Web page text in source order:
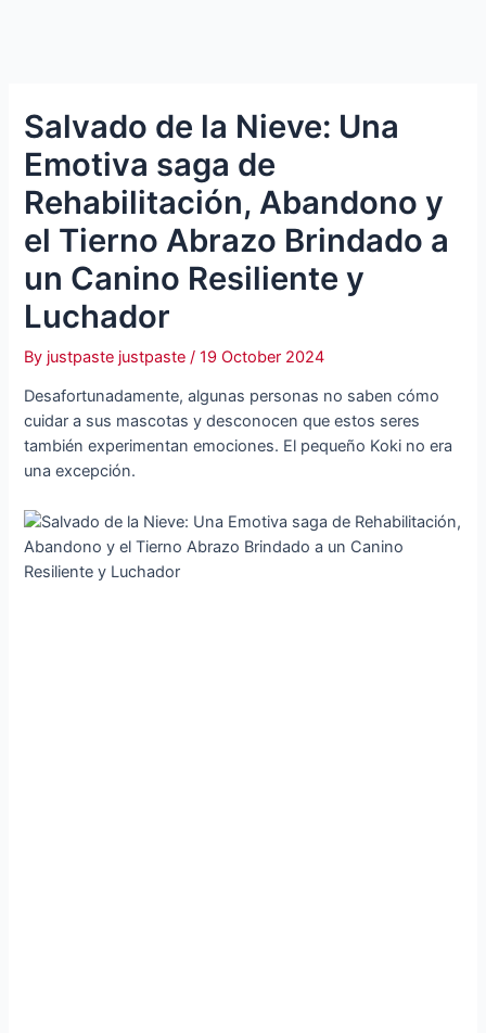
Salvado de la Nieve: Una
Emotiva ѕаɡа de
Rehabilitación, Abandono y
el Tierno Abrazo Brindado a
un Canino Resiliente y
Luchador
By justpaste justpaste/19 October 2024
Desafortunadamente, algunas personas no saben cómo
cuidar a sus mascotas y desconocen que estos seres
también experimentan emociones. El pequeño Koki no era
una excepción.